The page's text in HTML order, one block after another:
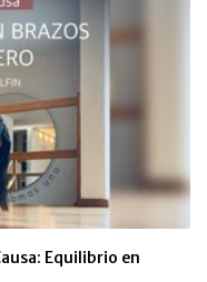
Equilibrio en